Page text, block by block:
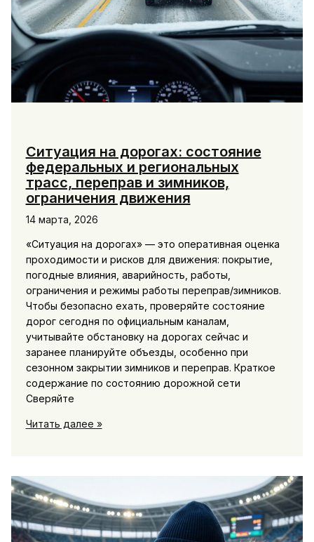
Ситуация на дорогах: состояние
федеральных и региональных
трасс, переправ и зимников,
ограничения движения
14 марта, 2026
«Ситуация на дорогах» — это оперативная оценка
проходимости и рисков для движения: покрытие,
погодные влияния, аварийность, работы,
ограничения и режимы работы переправ/зимников.
Чтобы безопасно ехать, проверяйте состояние
дорог сегодня по официальным каналам,
учитывайте обстановку на дорогах сейчас и
заранее планируйте объезды, особенно при
сезонном закрытии зимников и переправ. Краткое
содержание по состоянию дорожной сети
Сверяйте
Ситуация
федеральных
и
региональных
трасс,
Читать далее »